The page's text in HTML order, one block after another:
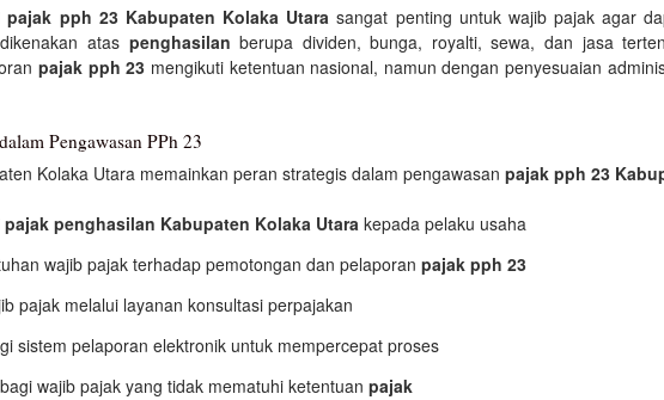
pajak pph 23 Kabupaten Kolaka Utara sangat penting untuk wajib pajak agar
atas penghasilan berupa dividen, bunga, royalti, sewa, dan jasa
pajak pph 23 mengikuti ketentuan nasional, namun dengan penyesuaian
Pengawasan PPh 23
Kolaka Utara memainkan peran strategis dalam pengawasan pajak pph 23
pajak penghasilan Kabupaten Kolaka Utara kepada pelaku usaha
wajib pajak terhadap pemotongan dan pelaporan pajak pph 23
pajak melalui layanan konsultasi perpajakan
sistem pelaporan elektronik untuk mempercepat proses
wajib pajak yang tidak mematuhi ketentuan pajak